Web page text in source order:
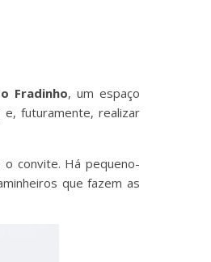
Fradinho, um espaço
futuramente, realizar
convite. Há pequeno-
que fazem as